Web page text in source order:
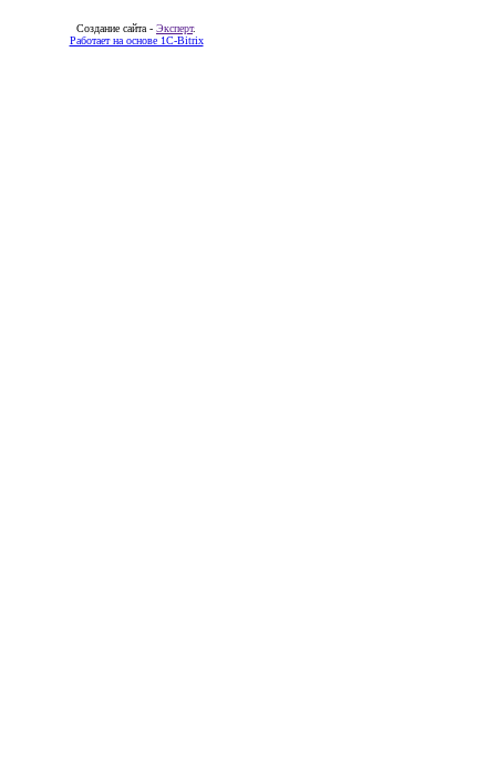
Создание сайта - Эксперт.
Работает на основе 1C-Bitrix